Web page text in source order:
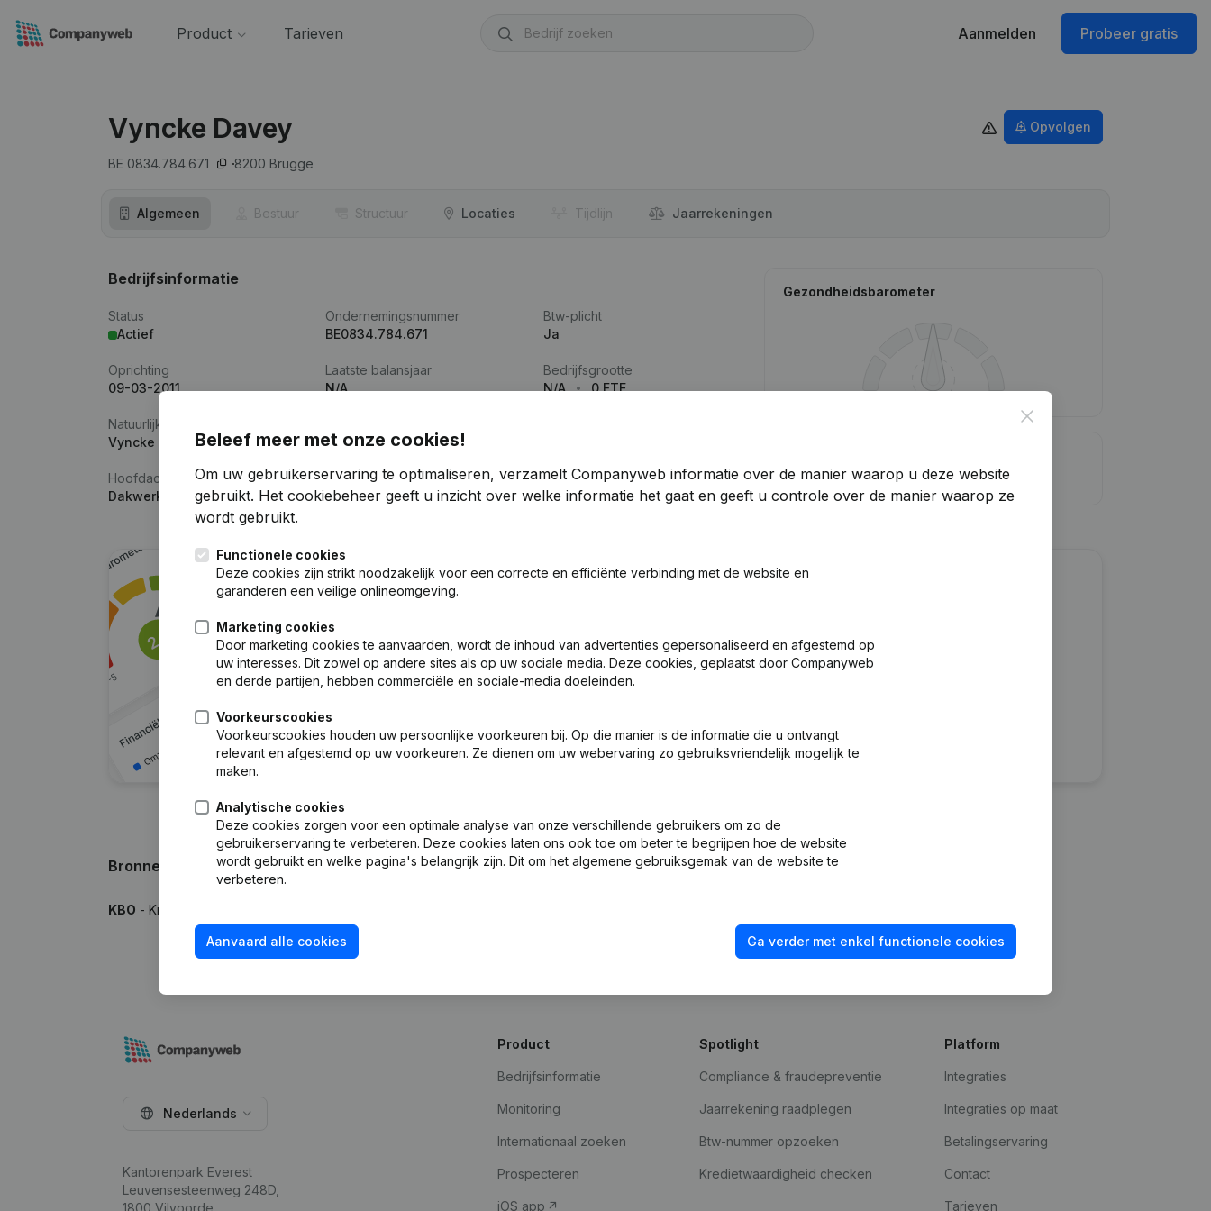
Product Tarieven Aanmelden Probeer gratis
Vyncke Davey
BE 0834.784.671 8200 Brugge
Opvolgen
Algemeen Bestuur Structuur Locaties Tijdlijn Jaar­rekeningen
Bedrijfsinformatie
Status
Actief
Ondernemingsnummer
BE0834.784.671
Btw-plicht
Ja
Oprichting
09-03-2011
Laatste balansjaar
N/A
Bedrijfsgrootte
N/A
0 FTE
Natuurlijke persoon
Vyncke Davey
Hoofdactiviteit
Dakwerkzaamheden
Gezondheidsbarometer
Zoek je meer informatie over dit bedrijf?
Kies voor snelle inzichten of granulaire details
Krijg updates van belangrijke ontwikkelingen
7 dagen gratis proefperiode, geen kredietkaart vereist.
Bronnen
KBO - Kruispuntbank van Ondernemingen
Close
Beleef meer met onze cookies!
Om uw gebruikerservaring te optimaliseren, verzamelt Companyweb informatie over de manier waarop u deze website
gebruikt. Het cookiebeheer geeft u inzicht over welke informatie het gaat en geeft u controle over de manier waarop ze
wordt gebruikt.
Functionele cookies
Deze cookies zijn strikt noodzakelijk voor een correcte en efficiënte verbinding met de website en
garanderen een veilige onlineomgeving.
Marketing cookies
Door marketing cookies te aanvaarden, wordt de inhoud van advertenties gepersonaliseerd en afgestemd op
uw interesses. Dit zowel op andere sites als op uw sociale media. Deze cookies, geplaatst door Companyweb
en derde partijen, hebben commerciële en sociale-media doeleinden.
Voorkeurscookies
Voorkeurscookies houden uw persoonlijke voorkeuren bij. Op die manier is de informatie die u ontvangt
relevant en afgestemd op uw voorkeuren. Ze dienen om uw webervaring zo gebruiksvriendelijk mogelijk te
maken.
Analytische cookies
Deze cookies zorgen voor een optimale analyse van onze verschillende gebruikers om zo de
gebruikerservaring te verbeteren. Deze cookies laten ons ook toe om beter te begrijpen hoe de website
wordt gebruikt en welke pagina's belangrijk zijn. Dit om het algemene gebruiksgemak van de website te
verbeteren.
Aanvaard alle cookies Ga verder met enkel functionele cookies
Nederlands
Kantorenpark Everest
Leuvensesteenweg 248D,
1800 Vilvoorde
Product
Bedrijfsinformatie
Monitoring
Internationaal zoeken
Prospecteren
iOS app
Spotlight
Compliance & fraudepreventie
Jaarrekening raadplegen
Btw-nummer opzoeken
Kredietwaardigheid checken
Platform
Integraties
Integraties op maat
Betalingservaring
Contact
Tarieven